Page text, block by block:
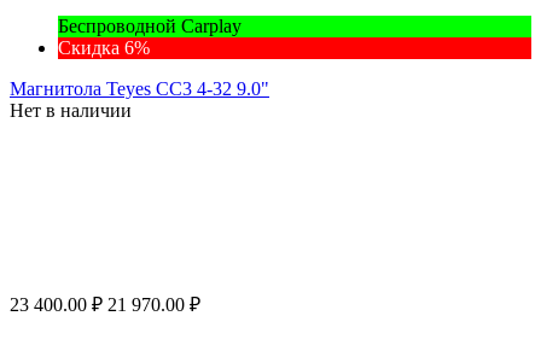
Беспроводной Carplay
Скидка 6%
Магнитола Teyes CC3 4-32 9.0"
Нет в наличии
23 400.00 ₽ 21 970.00 ₽